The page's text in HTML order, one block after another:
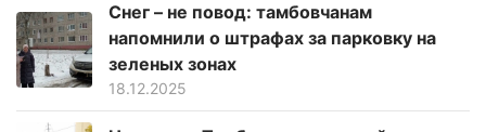
Снег – не повод: тамбовчанам
напомнили о штрафах за парковку на
зеленых зонах
18.12.2025